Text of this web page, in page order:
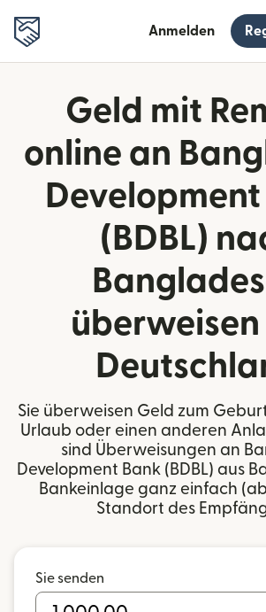
Anmelden
Geld mit
online an
(BDBL)
überweisen
Sie überweisen Geld zum
Urlaub oder einen anderen
sind Überweisungen an
Development Bank (BDBL) aus
Bankeinlage ganz einfach
Standort des
Sie senden